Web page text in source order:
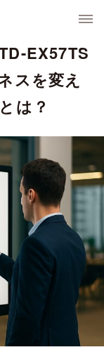
EX57TS
スを変え
は？